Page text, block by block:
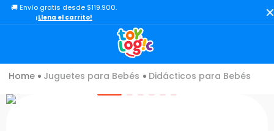
🚚 Envío gratis desde $119.900.
¡Llena el carrito!
Juguetes para Bebés Didácticos para Bebés
TÉRMINOS MÁS BUSCADOS
3.
carro
4